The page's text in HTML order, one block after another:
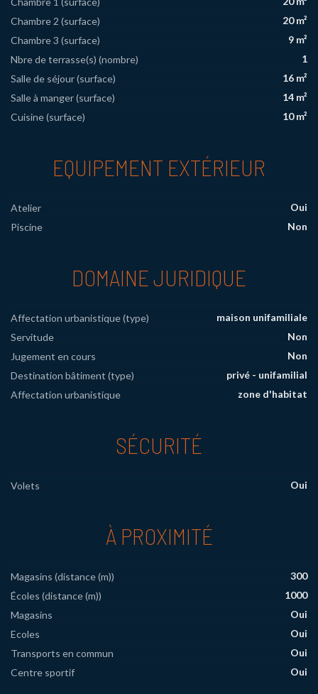
Chambre 2 (surface)
20 m²
Chambre 3 (surface)
9 m²
Nbre de terrasse(s) (nombre)
1
Salle de séjour (surface)
16 m²
Salle à manger (surface)
14 m²
Cuisine (surface)
10 m²
EQUIPEMENT EXTÉRIEUR
Atelier
Oui
Piscine
Non
DOMAINE JURIDIQUE
Affectation urbanistique (type)
maison unifamiliale
Servitude
Non
Jugement en cours
Non
Destination bâtiment (type)
privé - unifamilial
Affectation urbanistique
zone d'habitat
SÉCURITÉ
Volets Oui
À PROXIMITÉ
Magasins (distance (m))
300
Écoles (distance (m))
1000
Magasins
Oui
Ecoles
Oui
Transports en commun
Oui
Centre sportif
Oui